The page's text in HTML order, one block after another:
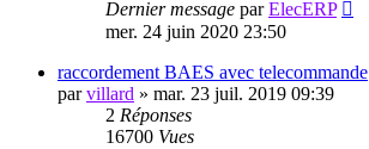
Dernier message parElecERP
mer. 24 juin 2020 23:50
raccordement BAES avec telecommande
parvillard » mar. 23 juil. 2019 09:39
2 Réponses
16700 Vues